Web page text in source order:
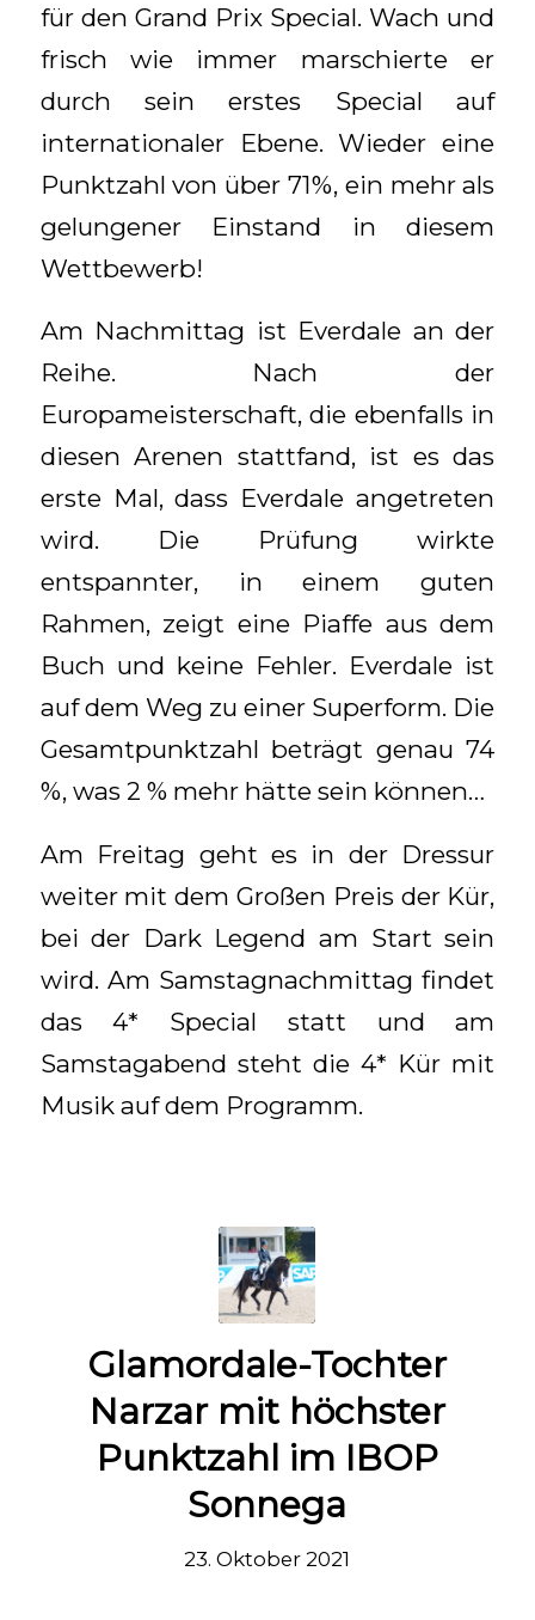
für den Grand Prix Special. Wach und
frisch wie immer marschierte er
durch sein erstes Special auf
internationaler Ebene. Wieder eine
Punktzahl von über 71%, ein mehr als
gelungener Einstand in diesem
Wettbewerb!
Am Nachmittag ist Everdale an der
Reihe. Nach der
Europameisterschaft, die ebenfalls in
diesen Arenen stattfand, ist es das
erste Mal, dass Everdale angetreten
wird. Die Prüfung wirkte
entspannter, in einem guten
Rahmen, zeigt eine Piaffe aus dem
Buch und keine Fehler. Everdale ist
auf dem Weg zu einer Superform. Die
Gesamtpunktzahl beträgt genau 74
%, was 2 % mehr hätte sein können…
Am Freitag geht es in der Dressur
weiter mit dem Großen Preis der Kür,
bei der Dark Legend am Start sein
wird. Am Samstagnachmittag findet
das 4* Special statt und am
Samstagabend steht die 4* Kür mit
Musik auf dem Programm.
Glamordale-Tochter
Narzar mit höchster
Punktzahl im IBOP
Sonnega
23. Oktober 2021